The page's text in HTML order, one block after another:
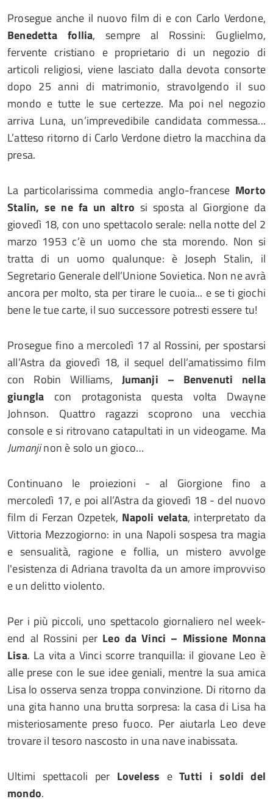
Prosegue anche il nuovo film di e con Carlo Verdone,
Benedetta follia, sempre al Rossini: Guglielmo,
fervente cristiano e proprietario di un negozio di
articoli religiosi, viene lasciato dalla devota consorte
dopo 25 anni di matrimonio, stravolgendo il suo
mondo e tutte le sue certezze. Ma poi nel negozio
arriva Luna, un’imprevedibile candidata commessa...
L’atteso ritorno di Carlo Verdone dietro la macchina da
presa.
La particolarissima commedia anglo-francese Morto
Stalin, se ne fa un altro si sposta al Giorgione da
giovedì 18, con uno spettacolo serale: nella notte del 2
marzo 1953 c’è un uomo che sta morendo. Non si
tratta di un uomo qualunque: è Joseph Stalin, il
Segretario Generale dell’Unione Sovietica. Non ne avrà
ancora per molto, sta per tirare le cuoia... e se ti giochi
bene le tue carte, il suo successore potresti essere tu!
Prosegue fino a mercoledì 17 al Rossini, per spostarsi
all’Astra da giovedì 18, il sequel dell’amatissimo film
con Robin Williams, Jumanji – Benvenuti nella
giungla con protagonista questa volta Dwayne
Johnson. Quattro ragazzi scoprono una vecchia
console e si ritrovano catapultati in un videogame. Ma
Jumanjinon è solo un gioco…
Continuano le proiezioni - al Giorgione fino a
mercoledì 17, e poi all’Astra da giovedì 18 - del nuovo
film di Ferzan Ozpetek, Napoli velata, interpretato da
Vittoria Mezzogiorno: in una Napoli sospesa tra magia
e sensualità, ragione e follia, un mistero avvolge
l'esistenza di Adriana travolta da un amore improvviso
e un delitto violento.
Per i più piccoli, uno spettacolo giornaliero nel week-
end al Rossini per Leo da Vinci – Missione Monna
Lisa. La vita a Vinci scorre tranquilla: il giovane Leo è
alle prese con le sue idee geniali, mentre la sua amica
Lisa lo osserva senza troppa convinzione. Di ritorno da
una gita hanno una brutta sorpresa: la casa di Lisa ha
misteriosamente preso fuoco. Per aiutarla Leo deve
trovare il tesoro nascosto in una nave inabissata.
Ultimi spettacoli per Loveless e Tutti i soldi del
mondo.